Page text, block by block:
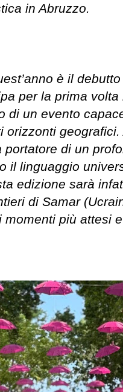
in Abruzzo.
è il
per la prima
di un evento
orizzonti
di un
il linguaggio
edizione sarà
di Samar
momenti più attesi